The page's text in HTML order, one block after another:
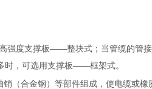
强度支撑板——整块式；当管缆的管
时，可选用支撑板——框架式。
（合金钢）等部件组成，使电缆或橡